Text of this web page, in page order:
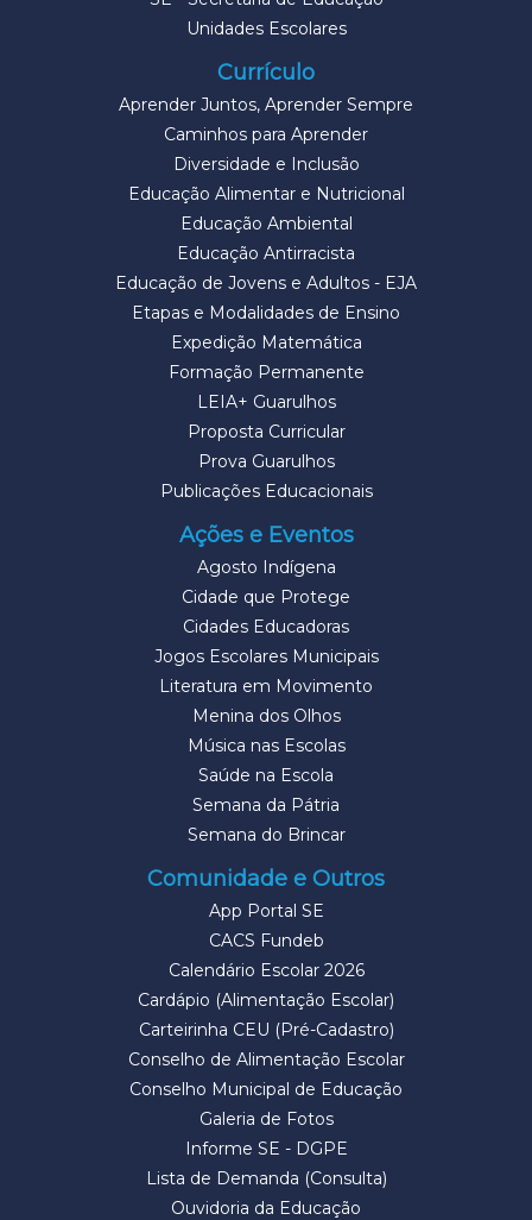
Unidades Escolares
Currículo
Aprender Juntos, Aprender Sempre
Caminhos para Aprender
Diversidade e Inclusão
Educação Alimentar e Nutricional
Educação Ambiental
Educação Antirracista
Educação de Jovens e Adultos - EJA
Etapas e Modalidades de Ensino
Expedição Matemática
Formação Permanente
LEIA+ Guarulhos
Proposta Curricular
Prova Guarulhos
Publicações Educacionais
Ações e Eventos
Agosto Indígena
Cidade que Protege
Cidades Educadoras
Jogos Escolares Municipais
Literatura em Movimento
Menina dos Olhos
Música nas Escolas
Saúde na Escola
Semana da Pátria
Semana do Brincar
Comunidade e Outros
App Portal SE
CACS Fundeb
Calendário Escolar 2026
Cardápio (Alimentação Escolar)
Carteirinha CEU (Pré-Cadastro)
Conselho de Alimentação Escolar
Conselho Municipal de Educação
Galeria de Fotos
Informe SE - DGPE
Lista de Demanda (Consulta)
Ouvidoria da Educação